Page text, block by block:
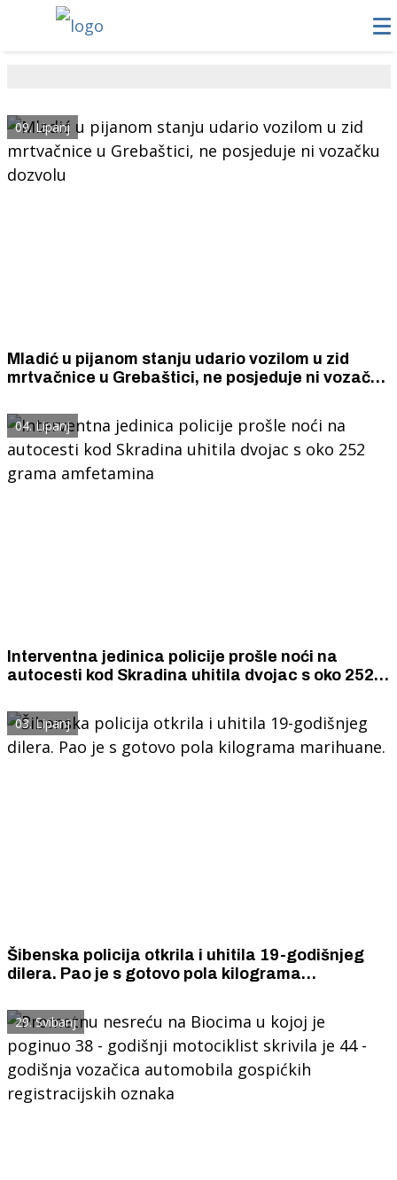
09. Lipanj
Mladić u pijanom stanju udario vozilom u zid
mrtvačnice u Grebaštici, ne posjeduje ni vozačku
04. Lipanj
Interventna jedinica policije prošle noći na
autocesti kod Skradina uhitila dvojac s oko 252
03. Lipanj
Šibenska policija otkrila i uhitila 19-godišnjeg
dilera. Pao je s gotovo pola kilograma
29. Svibanj